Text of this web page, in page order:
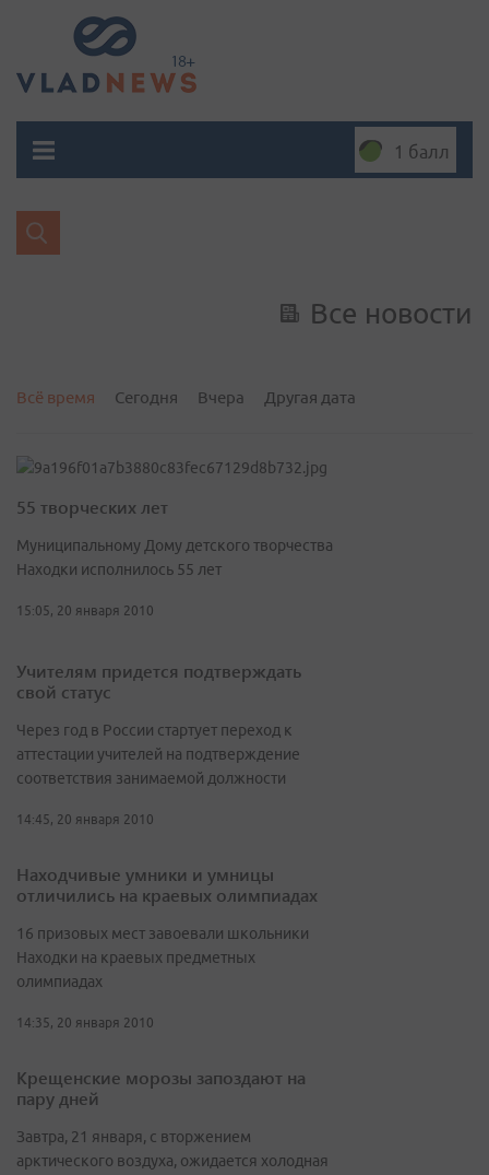
1 балл
Все новости
Всё время Сегодня Вчера Другая дата
55 творческих лет
Муниципальному Дому детского творчества
Находки исполнилось 55 лет
15:05, 20 января 2010
Учителям придется подтверждать
свой статус
Через год в России стартует переход к
аттестации учителей на подтверждение
соответствия занимаемой должности
14:45, 20 января 2010
Находчивые умники и умницы
отличились на краевых олимпиадах
16 призовых мест завоевали школьники
Находки на краевых предметных
олимпиадах
14:35, 20 января 2010
Крещенские морозы запоздают на
пару дней
Завтра, 21 января, с вторжением
арктического воздуха, ожидается холодная